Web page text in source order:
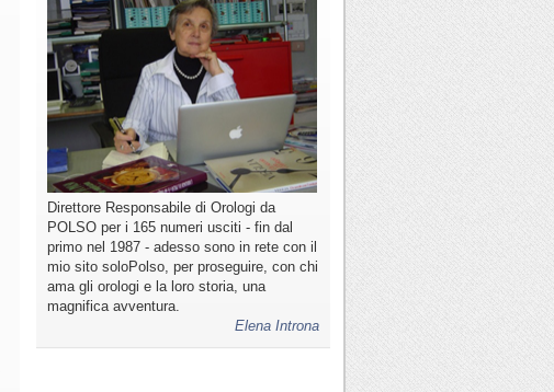
Direttore Responsabile di Orologi da
POLSO per i 165 numeri usciti - fin dal
primo nel 1987 - adesso sono in rete con il
mio sito soloPolso, per proseguire, con chi
ama gli orologi e la loro storia, una
magnifica avventura.
Elena Introna